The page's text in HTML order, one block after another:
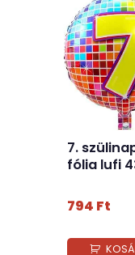
7.
fólia lufi
794 Ft